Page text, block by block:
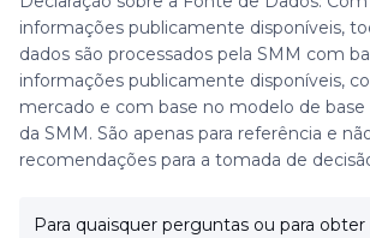
informações publicamente disponíveis,
dados são processados pela SMM com
informações publicamente disponíveis,
mercado e com base no modelo de base
da SMM. São apenas para referência e
recomendações para a tomada de
Para quaisquer perguntas ou para obter